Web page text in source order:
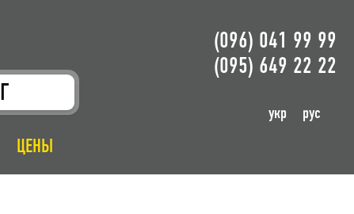
(096) 041 99 99
(095) 649 22 22
укр рус
ЦЕНЫ